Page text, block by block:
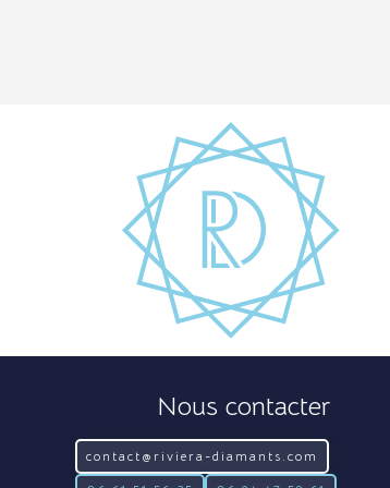
Nous contacter
contact@riviera-diamants.com